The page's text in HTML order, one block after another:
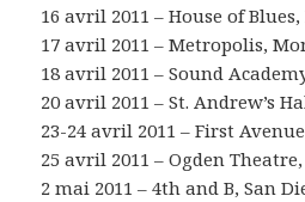
16 avril 2011 – House of
17 avril 2011 – Metropolis,
18 avril 2011 – Sound
20 avril 2011 – St. Andrew’s
23-24 avril 2011 – First
25 avril 2011 – Ogden Theatre,
2 mai 2011 – 4th and B, San